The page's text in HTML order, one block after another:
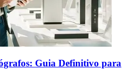
Guia Definitivo para